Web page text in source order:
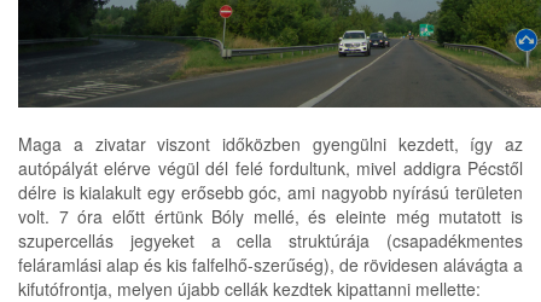
Maga a zivatar viszont időközben gyengülni kezdett, így az
autópályát elérve végül dél felé fordultunk, mivel addigra Pécstől
délre is kialakult egy erősebb góc, ami nagyobb nyírású területen
volt. 7 óra előtt értünk Bóly mellé, és eleinte még mutatott is
szupercellás jegyeket a cella struktúrája (csapadékmentes
feláramlási alap és kis falfelhő-szerűség), de rövidesen alávágta a
kifutófrontja, melyen újabb cellák kezdtek kipattanni mellette: